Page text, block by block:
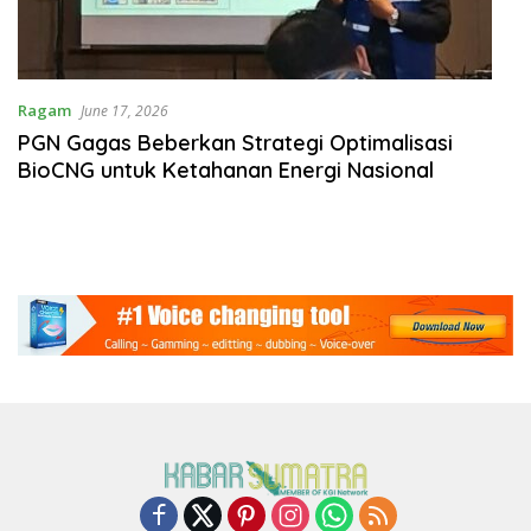
Ragam June 17, 2026
PGN Gagas Beberkan Strategi Optimalisasi
BioCNG untuk Ketahanan Energi Nasional